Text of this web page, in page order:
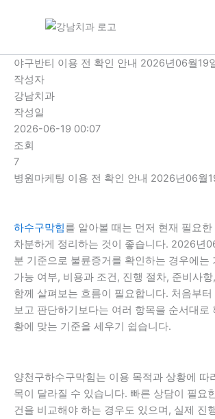
로 야구반티 이용 전 확인 안내 2026년06월19
작성자
강남치과
작성일
2026-06-19 00:07
조회
7
병원마케팅 이용 전 확인 안내 2026년06월
하수구막힘를 알아볼 때는 먼저 현재 필요
차분하게 정리하는 것이 좋습니다. 2026년
분 기준으로 불륜증거를 확인하는 경우에는
가능 여부, 비용과 조건, 진행 절차, 준비사
함께 살펴보는 흐름이 필요합니다. 처음부
보고 판단하기보다는 여러 항목을 순서대로
황에 맞는 기준을 세우기 쉽습니다.
양천구하수구막힘는 이용 목적과 상황에 따
목이 달라질 수 있습니다. 빠른 상담이 필요
건을 비교해야 하는 경우도 있으며, 실제 진